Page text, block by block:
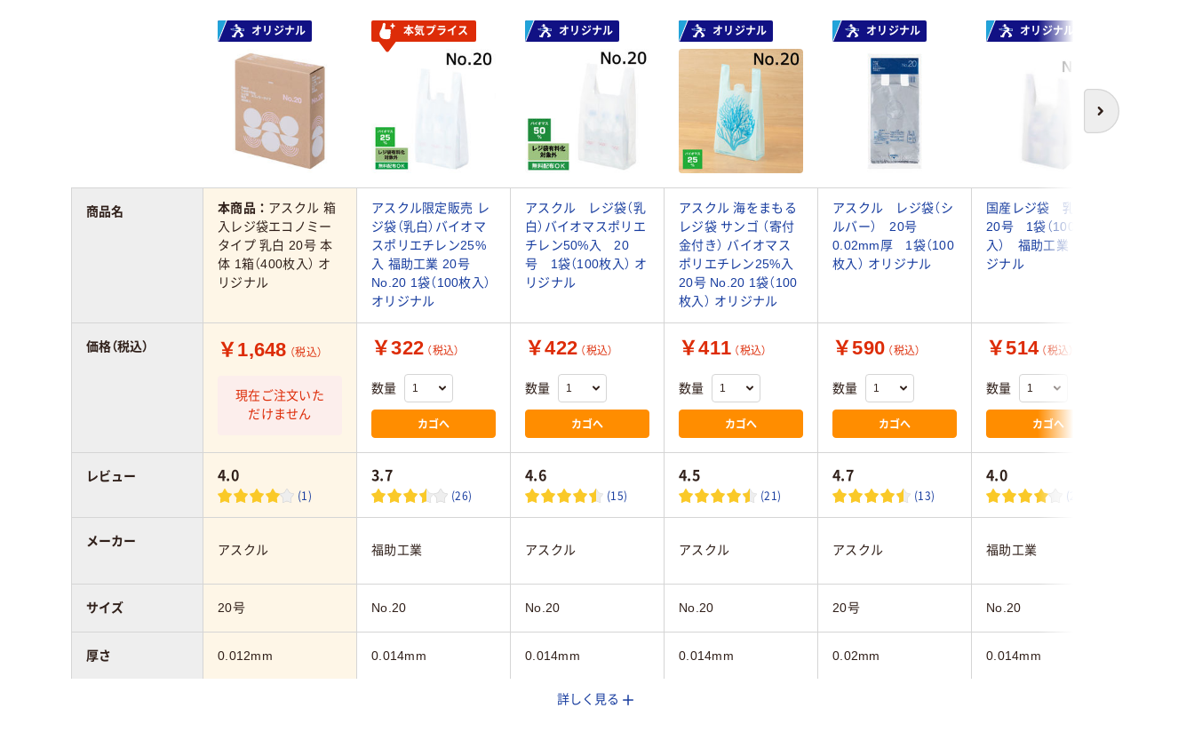
次へ
オリジナル 本気プライス オリジナル オリジナル オリジナル オリジナル
本商品： アスクル 箱
入レジ袋エコノミー
タイプ 乳白 20号 本
体 1箱（400枚入） オ
リジナル
アスクル限定販売 レ
ジ袋（乳白）バイオマ
スポリエチレン25%
入 福助工業 20号
No.20 1袋（100枚入）
オリジナル
アスクル レジ袋（乳
白）バイオマスポリエ
チレン50%入 20
号 1袋（100枚入） オ
リジナル
アスクル 海をまもる
レジ袋 サンゴ （寄付
金付き） バイオマス
ポリエチレン25%入
20号 No.20 1袋（100
枚入） オリジナル
アスクル レジ袋（シ
ルバー） 20号
0.02mm厚 1袋（100
枚入） オリジナル
国産レジ袋 乳白
20号 1袋（100枚
入） 福助工業 オリ
ジナル
￥1,648 （税込）
現在ご注文いた
だけません
￥322 （税込）
数量
カゴへ
￥422 （税込）
数量
カゴへ
￥411 （税込）
数量
カゴへ
￥590 （税込）
数量
カゴへ
￥514 （税込）
数量
カゴへ
4.0
(1)
3.7
(26)
4.6
(15)
4.5
(21)
4.7
(13)
4.0
(2)
アスクル 福助工業 アスクル アスクル アスクル 福助工業
20号 No.20 No.20 No.20 20号 No.20
0.012mm 0.014mm 0.014mm 0.014mm 0.02mm 0.014mm
商品名
価格（税込）
レビュー
メーカー
サイズ
厚さ
詳しく見る